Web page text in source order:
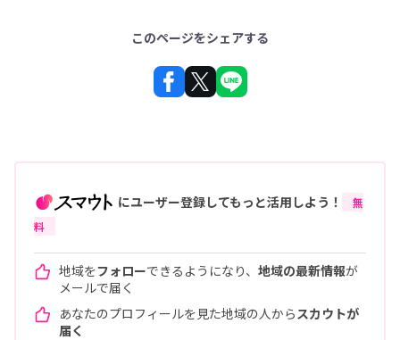
このページをシェアする
にユーザー登録してもっと活用しよう！
無
料
地域をフォローできるようになり、 地域の最新情報が
メールで届く
あなたのプロフィールを見た地域の人から スカウトが
届く